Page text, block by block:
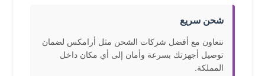
شحن سريع
نتعاون مع أفضل شركات الشحن مثل أرامكس لضمان
توصيل أجهزتك بسرعة وأمان إلى أي مكان داخل
المملكة.